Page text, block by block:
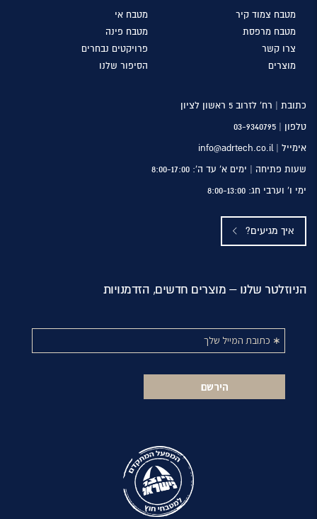
מטבח אי מטבח צמוד קיר
מטבח פינה מטבח מרפסת
פרויקטים נבחרים צרו קשר
הסיפור שלנו מוצרים
כתובת | רח’ לזרוב 5 ראשון לציון
טלפון | 03-9340795
אימייל | info@adrtech.co.il
שעות פתיחה | ימים א’ עד ה’: 8:00-17:00
ימי ו’ וערבי חג: 8:00-13:00
איך מגיעים?
הניוזלטר שלנו – מוצרים חדשים, הזדמנויות